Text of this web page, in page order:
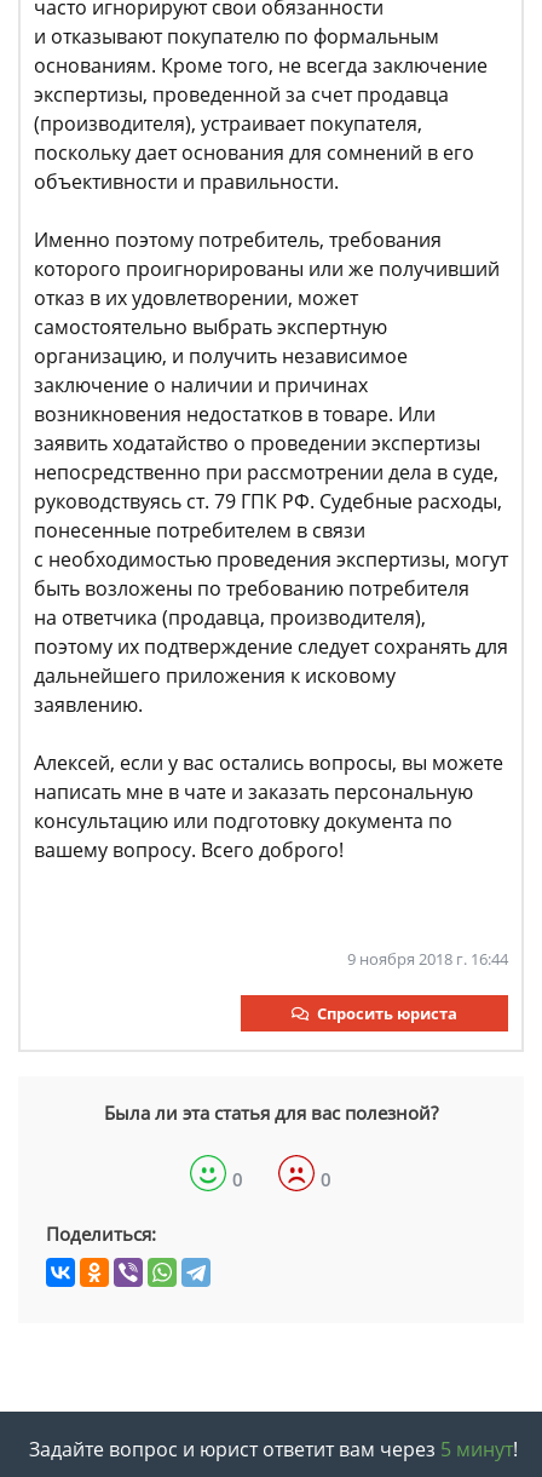
часто игнорируют свои обязанности
и отказывают покупателю по формальным
основаниям. Кроме того, не всегда заключение
экспертизы, проведенной за счет продавца
(производителя), устраивает покупателя,
поскольку дает основания для сомнений в его
объективности и правильности.
Именно поэтому потребитель, требования
которого проигнорированы или же получивший
отказ в их удовлетворении, может
самостоятельно выбрать экспертную
организацию, и получить независимое
заключение о наличии и причинах
возникновения недостатков в товаре. Или
заявить ходатайство о проведении экспертизы
непосредственно при рассмотрении дела в суде,
руководствуясь ст. 79 ГПК РФ. Судебные расходы,
понесенные потребителем в связи
с необходимостью проведения экспертизы, могут
быть возложены по требованию потребителя
на ответчика (продавца, производителя),
поэтому их подтверждение следует сохранять для
дальнейшего приложения к исковому
заявлению.
Алексей, если у вас остались вопросы, вы можете
написать мне в чате и заказать персональную
консультацию или подготовку документа по
вашему вопросу. Всего доброго!
9 ноября 2018 г. 16:44
Спросить юриста
Была ли эта статья для вас полезной?
0 0
Поделиться:
Задайте вопрос и юрист ответит вам через 5 минут!